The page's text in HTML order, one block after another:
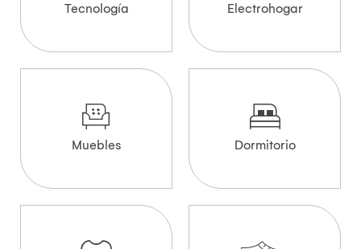
Tecnología Electrohogar
Muebles Dormitorio